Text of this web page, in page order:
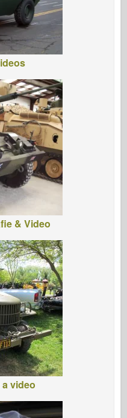
& Video
video